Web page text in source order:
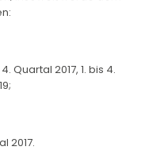
Quartal 2017, 1. bis 4.
2017.